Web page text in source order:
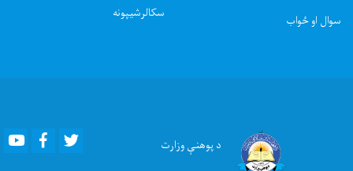
سوال او ځواب
سکالرشیپونه
د پوهنېوزارت Youtube Facebook